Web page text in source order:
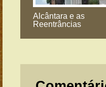
Alcântara e as
Reentrâncias